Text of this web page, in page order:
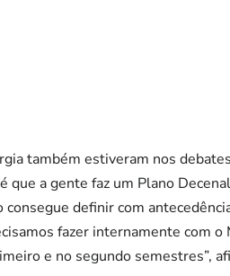
também estiveram nos
que a gente faz um Plano
consegue definir com
fazer internamente com
e no segundo semestres”,